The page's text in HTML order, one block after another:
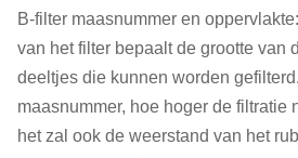
B-filter maasnummer en
van het filter bepaalt de grootte van
deeltjes die kunnen worden
maasnummer, hoe hoger de filtratie
het zal ook de weerstand van het